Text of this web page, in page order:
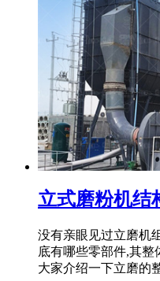
立式磨粉机结
没有亲眼见过立磨机
底有哪些零部件,其整
大家介绍一下立磨的